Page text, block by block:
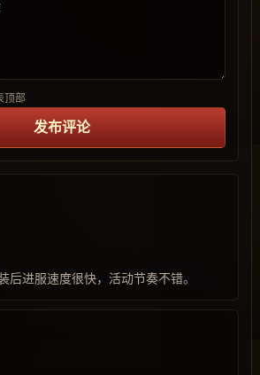
顶部
发布评论
后进服速度很快，活动节奏不错。